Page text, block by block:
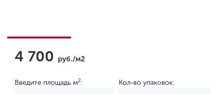
4 700 руб./м2
Введите площадь м2: Кол-во упаковок: